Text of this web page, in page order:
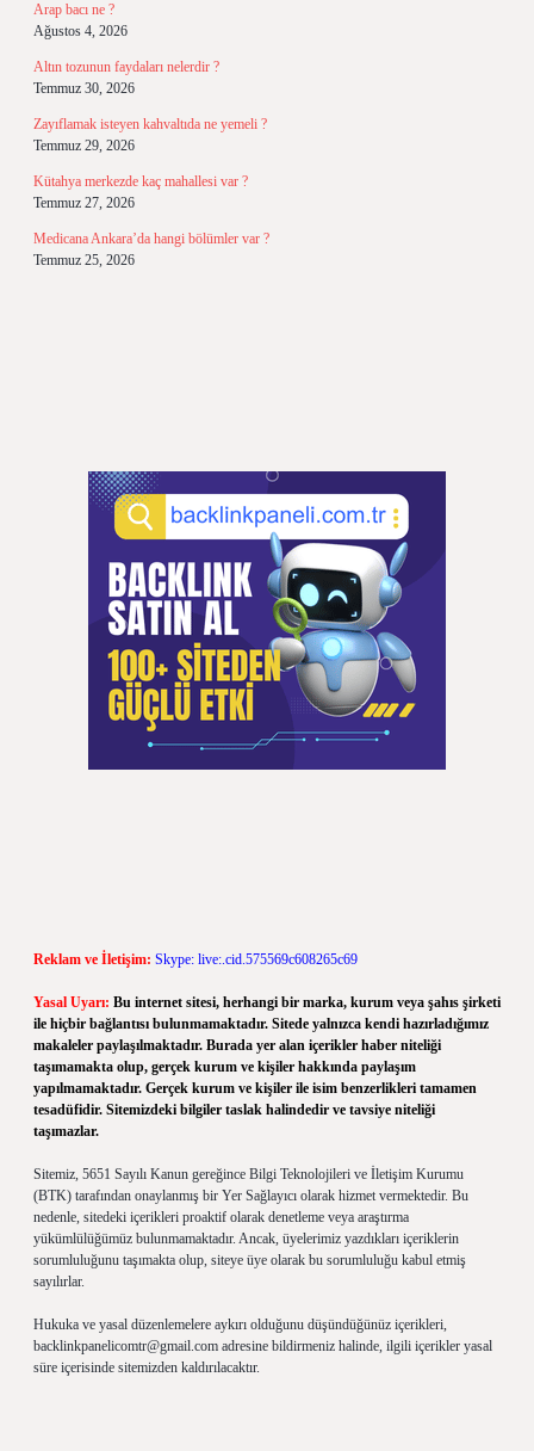
Arap bacı ne ?
Ağustos 4, 2026
Altın tozunun faydaları nelerdir ?
Temmuz 30, 2026
Zayıflamak isteyen kahvaltıda ne yemeli ?
Temmuz 29, 2026
Kütahya merkezde kaç mahallesi var ?
Temmuz 27, 2026
Medicana Ankara’da hangi bölümler var ?
Temmuz 25, 2026
Reklam ve İletişim: Skype: live:.cid.575569c608265c69
Yasal Uyarı: Bu internet sitesi, herhangi bir marka, kurum veya şahıs şirketi
ile hiçbir bağlantısı bulunmamaktadır. Sitede yalnızca kendi hazırladığımız
makaleler paylaşılmaktadır. Burada yer alan içerikler haber niteliği
taşımamakta olup, gerçek kurum ve kişiler hakkında paylaşım
yapılmamaktadır. Gerçek kurum ve kişiler ile isim benzerlikleri tamamen
tesadüfidir. Sitemizdeki bilgiler taslak halindedir ve tavsiye niteliği
taşımazlar.
Sitemiz, 5651 Sayılı Kanun gereğince Bilgi Teknolojileri ve İletişim Kurumu
(BTK) tarafından onaylanmış bir Yer Sağlayıcı olarak hizmet vermektedir. Bu
nedenle, sitedeki içerikleri proaktif olarak denetleme veya araştırma
yükümlülüğümüz bulunmamaktadır. Ancak, üyelerimiz yazdıkları içeriklerin
sorumluluğunu taşımakta olup, siteye üye olarak bu sorumluluğu kabul etmiş
sayılırlar.
Hukuka ve yasal düzenlemelere aykırı olduğunu düşündüğünüz içerikleri,
backlinkpanelicomtr@gmail.com adresine bildirmeniz halinde, ilgili içerikler yasal
süre içerisinde sitemizden kaldırılacaktır.